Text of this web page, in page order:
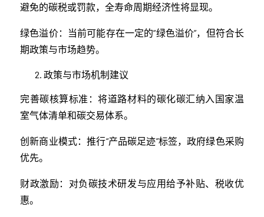
避免的碳税或罚款，全寿命周期经济性将显现。
绿色溢价：当前可能存在一定的“绿色溢价”，但符合长
期政策与市场趋势。
政策与市场机制建议
完善碳核算标准：将道路材料的碳化碳汇纳入国家温
室气体清单和碳交易体系。
创新商业模式：推行“产品碳足迹”标签，政府绿色采购
优先。
财政激励：对负碳技术研发与应用给予补贴、税收优
惠。